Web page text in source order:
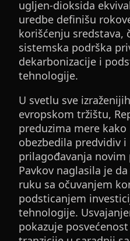
ugljen-dioksida
uredbe definišu
korišćenju sredstava,
sistemska podrška
dekarbonizacije i
tehnologije.
U svetlu sve
evropskom tržištu,
preduzima mere
obezbedila predvidiv
prilagođavanja
Pavkov naglasila je
ruku sa očuvanjem
podsticanjem
tehnologije.
pokazuje